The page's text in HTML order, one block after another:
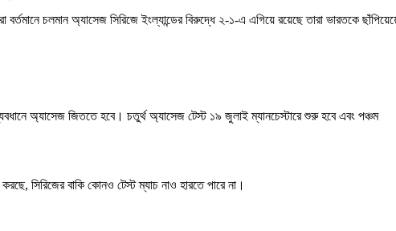
বর্তমানে চলমান অ্যাসেজ সিরিজে ইংল্যান্ডের বিরুদ্ধে ২-১-এ এগিয়ে রয়েছে তারা ভারতকে
অ্যাসেজ জিততে হবে। চতুর্থ অ্যাসেজ টেস্ট ১৯ জুলাই ম্যানচেস্টারে শুরু হবে এবং পঞ্চম
সিরিজের বাকি কোনও টেস্ট ম্যাচ নাও হারতে পারে না।